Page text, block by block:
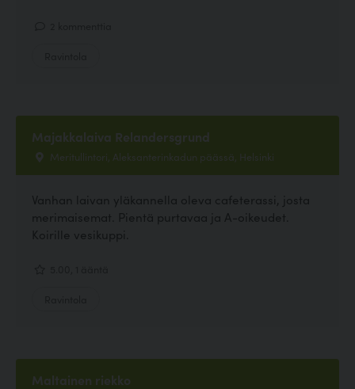
Majakkalaiva Relandersgrund
Meritullintori, Aleksanterinkadun päässä, Helsinki
Vanhan laivan yläkannella oleva cafeterassi, josta
merimaisemat. Pientä purtavaa ja A-oikeudet.
Koirille vesikuppi.
Maltainen riekko